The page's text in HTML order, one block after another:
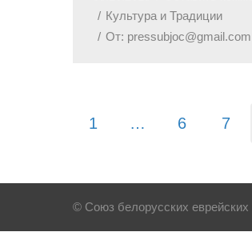
Культура и Традиции
От: pressubjoc@gmail.com
1 … 6 7
© Союз белорусских